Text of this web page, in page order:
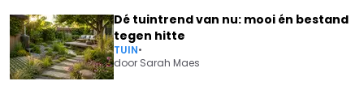
Dé tuintrend van nu: mooi én bestand
tegen hitte
TUIN•
door Sarah Maes